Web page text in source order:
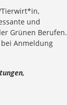
Tierwirt*in,
und
Grünen Berufen.
Anmeldung